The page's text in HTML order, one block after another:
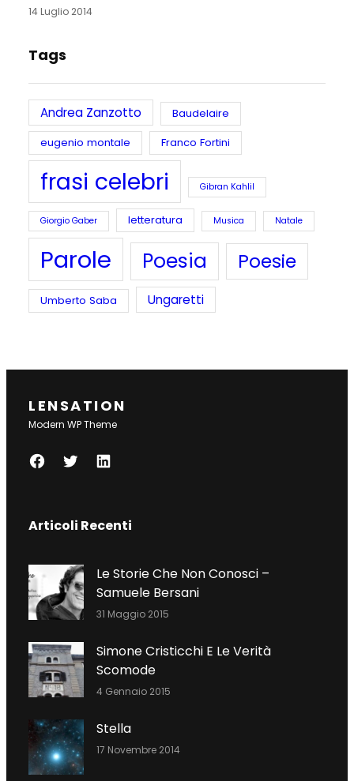
14 Luglio 2014
Tags
Andrea Zanzotto
Baudelaire
eugenio montale
Franco Fortini
frasi celebri Gibran Kahlil
Giorgio Gaber letteratura Musica Natale
Parole Poesia Poesie
Umberto Saba Ungaretti
LENSATION
Modern WP Theme
F
E
O
O
K
T
T
E
R
L
K
N
Articoli Recenti
Le Storie Che Non Conosci –
Samuele Bersani
31 Maggio 2015
Simone Cristicchi E Le Verità
Scomode
4 Gennaio 2015
Stella
17 Novembre 2014